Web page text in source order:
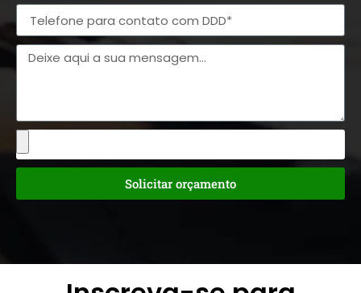
Solicitar orçamento